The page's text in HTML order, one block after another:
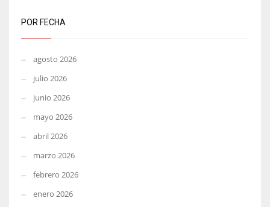
POR FECHA
agosto 2026
julio 2026
junio 2026
mayo 2026
abril 2026
marzo 2026
febrero 2026
enero 2026